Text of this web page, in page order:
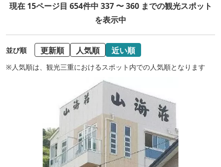
現在 15ページ目 654件中 337 〜 360 までの観光スポット
を表示中
並び順 更新順 人気順 近い順
※人気順は、観光三重におけるスポット内での人気順となります